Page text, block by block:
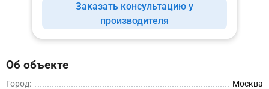
Заказать консультацию у
производителя
Об объекте
Город:
Москва